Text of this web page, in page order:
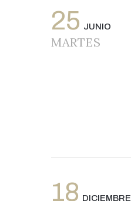
25 JUNIO
MARTES
18 DICIEMBRE